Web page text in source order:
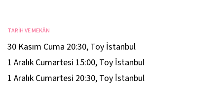
TARİH VE MEKÂN
30 Kasım Cuma 20:30, Toy İstanbul
1 Aralık Cumartesi 15:00, Toy İstanbul
1 Aralık Cumartesi 20:30, Toy İstanbul